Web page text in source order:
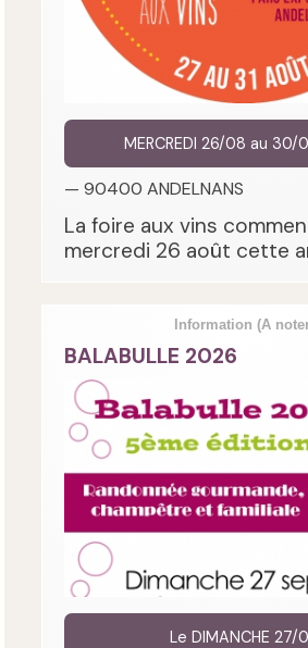
MERCREDI 26/08 au
— 90400 ANDELNANS
La foire aux vins
mercredi 26 août cette
Information (A
BALABULLE 2026
Le DIMANCHE 27/